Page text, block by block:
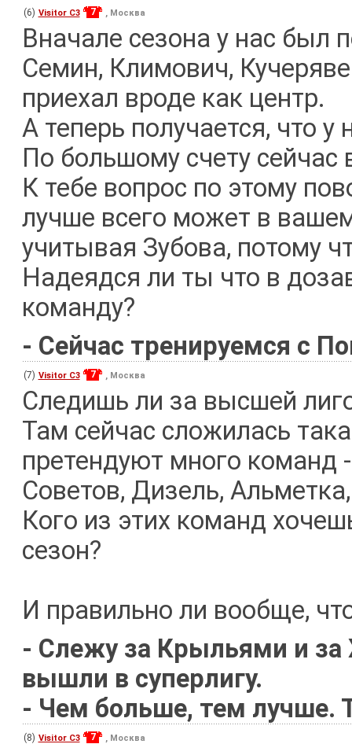
(6) Visitor C3 7 , Москва
Вначале сезона у нас был
Семин, Климович,
приехал вроде как центр.
А теперь получается, что
По большому счету сейчас
К тебе вопрос по этому
лучше всего может в
учитывая Зубова, потому
Надеядся ли ты что в
команду?
- Сейчас тренируемся с
(7) Visitor C3 7 , Москва
Следишь ли за высшей
Там сейчас сложилась
претендуют много команд
Советов, Дизель,
Кого из этих команд
сезон?
И правильно ли вообще,
- Слежу за Крыльями и
вышли в суперлигу.
- Чем больше, тем лучше.
(8) Visitor C3 7 , Москва